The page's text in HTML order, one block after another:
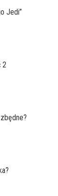
Jedi”
2